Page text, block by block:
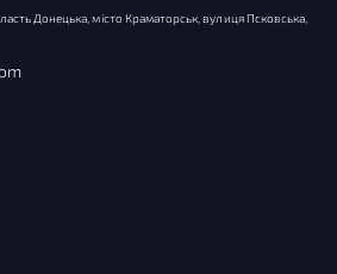
Донецька, місто Краматорськ, вулиця Псковська,